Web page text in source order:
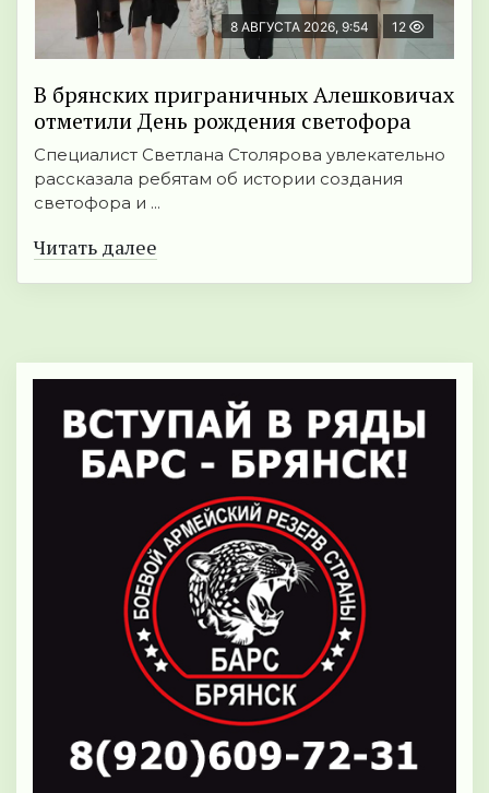
8 АВГУСТА 2026, 9:54 12
В брянских приграничных Алешковичах
отметили День рождения светофора
Специалист Светлана Столярова увлекательно
рассказала ребятам об истории создания
светофора и ...
Читать далее